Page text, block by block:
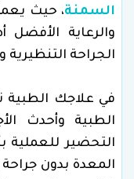
السمنة، حيث
والرعاية
الجراحة
في علاجك الطبية
الطبية وأحدث
التحضير
المعدة بدون